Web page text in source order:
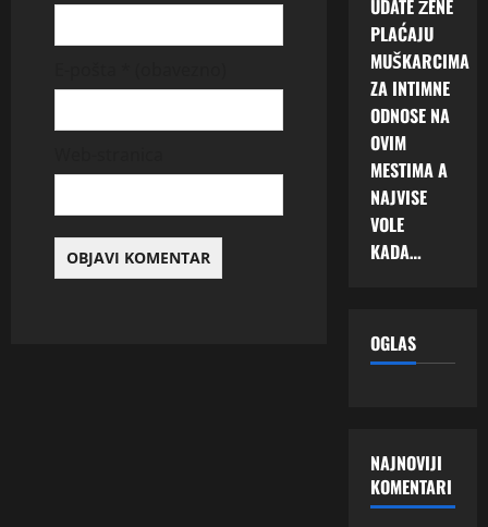
UDATE ŽENE
PLAĆAJU
MUŠKARCIMA
ZA INTIMNE
ODNOSE NA
OVIM
MESTIMA A
NAJVISE
VOLE
KADA…
OGLAS
NAJNOVIJI
KOMENTARI